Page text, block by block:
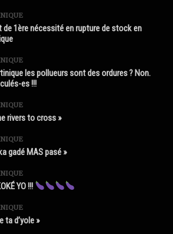
de 1ère nécessité en rupture de stock en
les pollueurs sont des ordures ? Non.
es !!!
rivers to cross »
gadé MAS pasé »
YO !!!
ta d’yole »